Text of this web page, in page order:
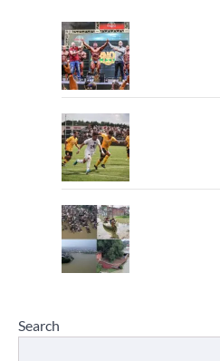
Search